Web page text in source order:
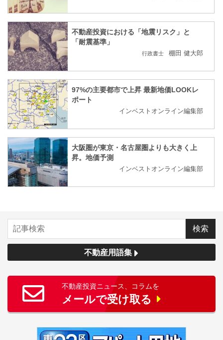
不動産投資における「地震リスク」と
「耐震基準」
行政書士 棚田 健大郎
97%の主要都市で上昇 最新地価LOOKレ
ポート
インベストオンライン編集部
大阪圏が東京・名古屋圏よりも大きく上
昇。地価予測
インベストオンライン編集部
不動産用語集
不動産投資ニュース、コラムを
メールで受け取る